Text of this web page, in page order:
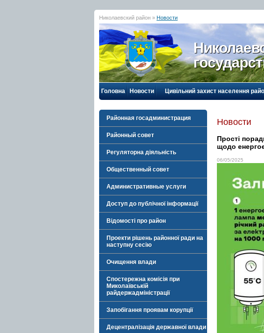
Николаевский район » Новости
Головна Новости Цивільний захист населення
Районная госадминистрация
Районный совет
Регуляторна діяльність
Общественный совет
Административные услуги
Доступ до публічної інформації
Відомості про район
Проекти рішень районної ради на
наступну сесію
Очищення влади
Спостережна комісія при
Миколаївській
райдержадміністрації
Запобігання проявам корупції
Децентралізація державної влади
Новости
Прості
щодо
06/05/2025